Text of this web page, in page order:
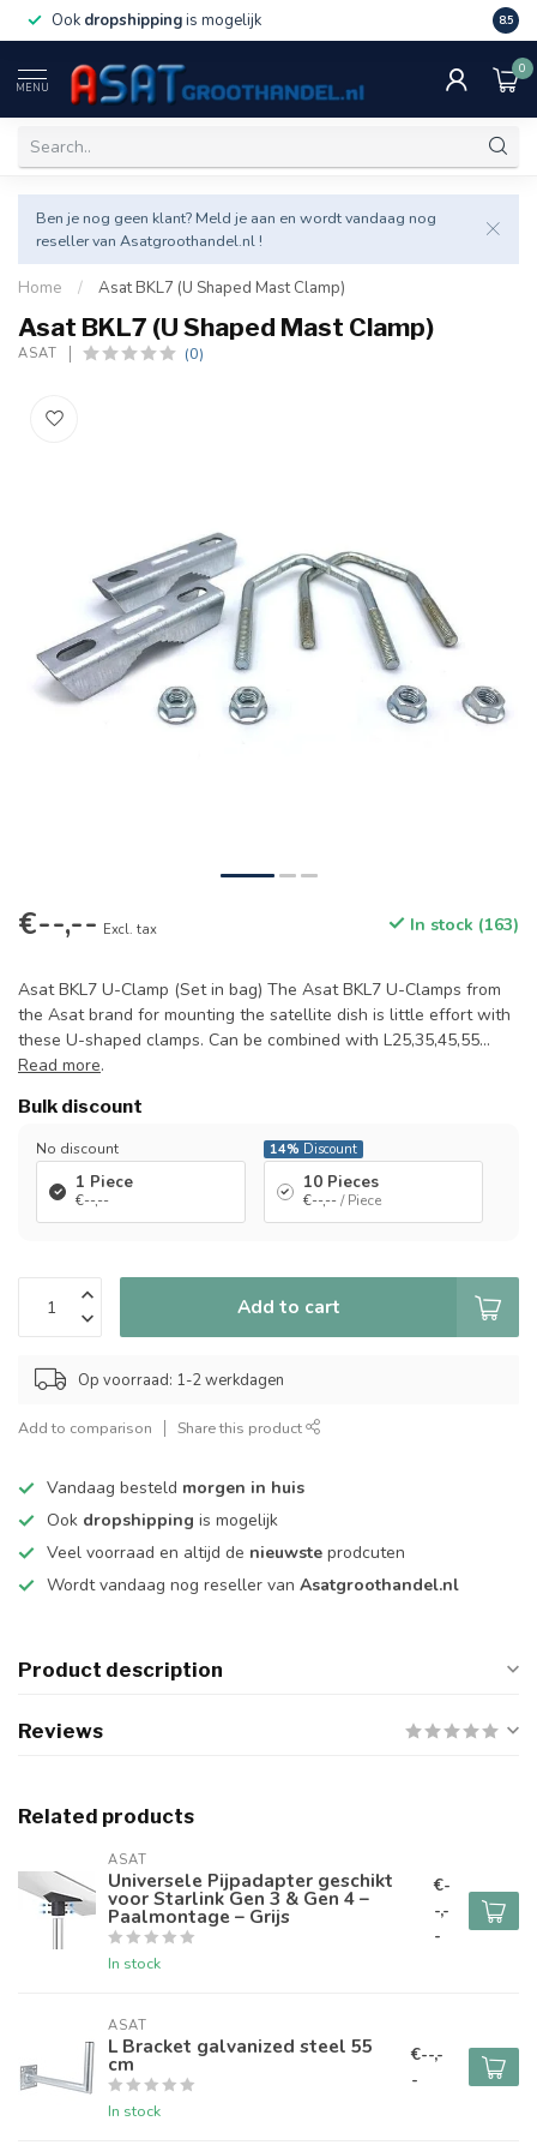
Ook dropshippingis mogelijk Veel
8.5
MENU
0
Ben je nog geen klant? Meld je aan en wordt vandaag nog
reseller van Asatgroothandel.nl !
Home / Asat BKL7 (U Shaped Mast Clamp)
Asat BKL7 (U Shaped Mast Clamp)
ASAT (0)
€--,-- Excl. tax In stock (163)
Asat BKL7 U-Clamp (Set in bag) The Asat BKL7 U-Clamps from
the Asat brand for mounting the satellite dish is little effort with
these U-shaped clamps. Can be combined with L25,35,45,55...
Read more.
Bulk discount
No discount
1 Piece
€--,--
14% Discount
10 Pieces
€--,-- / Piece
Add to cart
Op voorraad: 1-2 werkdagen
Add to comparison Share this product
Vandaag besteld morgen in huis
Ook dropshipping is mogelijk
Veel voorraad en altijd de nieuwste prodcuten
Wordt vandaag nog reseller van Asatgroothandel.nl
Product description
Reviews
Related products
ASAT
Universele Pijpadapter geschikt
voor Starlink Gen 3 & Gen 4 –
Paalmontage – Grijs
In stock
€-
-,-
-
ASAT
L Bracket galvanized steel 55
cm
In stock
€--,-
-